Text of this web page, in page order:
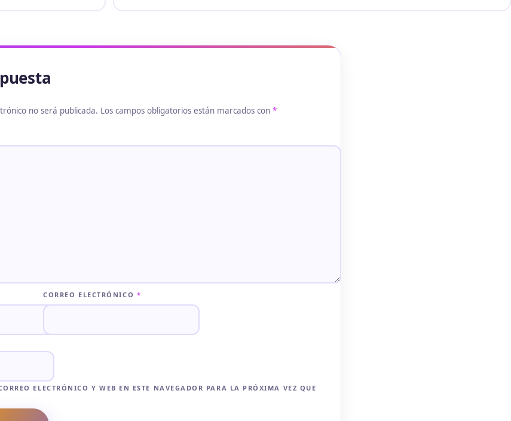
no será publicada. Los campos obligatorios están marcados con *
CORREO ELECTRÓNICO *
ELECTRÓNICO Y WEB EN ESTE NAVEGADOR PARA LA PRÓXIMA VEZ QUE